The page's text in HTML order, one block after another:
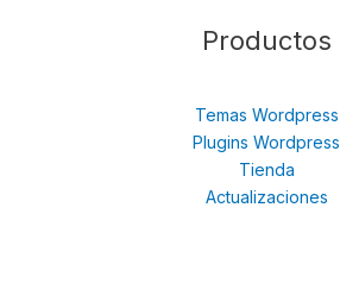
Productos
Temas Wordpress
Plugins Wordpress
Tienda
Actualizaciones